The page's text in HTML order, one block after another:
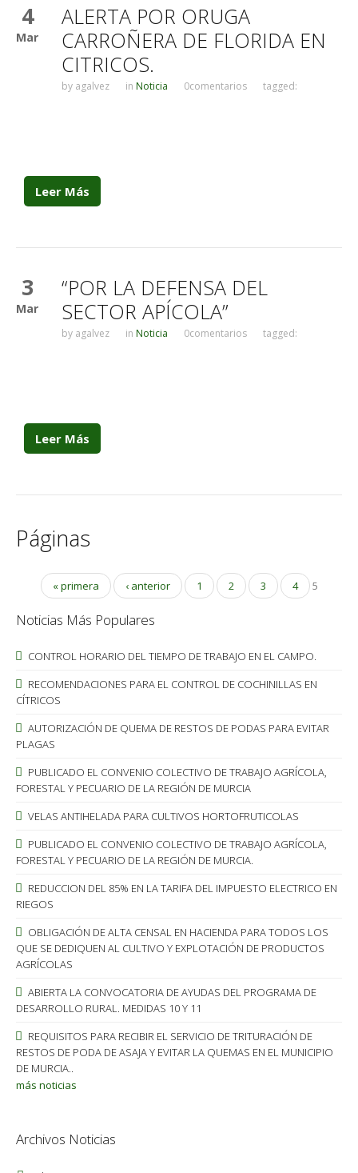
4
Mar
ALERTA POR ORUGA
CARROÑERA DE FLORIDA EN
CITRICOS.
by agalvez in Noticia 0comentarios tagged:
Leer Más
3
Mar
“POR LA DEFENSA DEL
SECTOR APÍCOLA”
by agalvez in Noticia 0comentarios tagged:
Leer Más
Páginas
« primera ‹ anterior 1 2 3 4 5
Noticias Más Populares
CONTROL HORARIO DEL TIEMPO DE TRABAJO EN EL CAMPO.
RECOMENDACIONES PARA EL CONTROL DE COCHINILLAS EN
CÍTRICOS
AUTORIZACIÓN DE QUEMA DE RESTOS DE PODAS PARA EVITAR
PLAGAS
PUBLICADO EL CONVENIO COLECTIVO DE TRABAJO AGRÍCOLA,
FORESTAL Y PECUARIO DE LA REGIÓN DE MURCIA
VELAS ANTIHELADA PARA CULTIVOS HORTOFRUTICOLAS
PUBLICADO EL CONVENIO COLECTIVO DE TRABAJO AGRÍCOLA,
FORESTAL Y PECUARIO DE LA REGIÓN DE MURCIA.
REDUCCION DEL 85% EN LA TARIFA DEL IMPUESTO ELECTRICO EN
RIEGOS
OBLIGACIÓN DE ALTA CENSAL EN HACIENDA PARA TODOS LOS
QUE SE DEDIQUEN AL CULTIVO Y EXPLOTACIÓN DE PRODUCTOS
AGRÍCOLAS
ABIERTA LA CONVOCATORIA DE AYUDAS DEL PROGRAMA DE
DESARROLLO RURAL. MEDIDAS 10 Y 11
REQUISITOS PARA RECIBIR EL SERVICIO DE TRITURACIÓN DE
RESTOS DE PODA DE ASAJA Y EVITAR LA QUEMAS EN EL MUNICIPIO
DE MURCIA..
más noticias
Archivos Noticias